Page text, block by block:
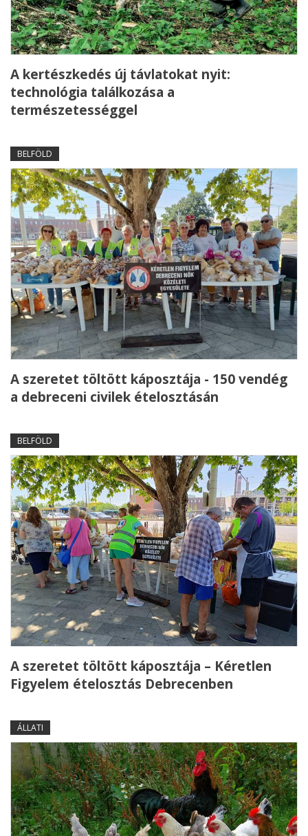
A kertészkedés új távlatokat nyit:
technológia találkozása a
természetességgel
BELFÖLD
A szeretet töltött káposztája - 150 vendég
a debreceni civilek ételosztásán
BELFÖLD
A szeretet töltött káposztája – Kéretlen
Figyelem ételosztás Debrecenben
ÁLLATI